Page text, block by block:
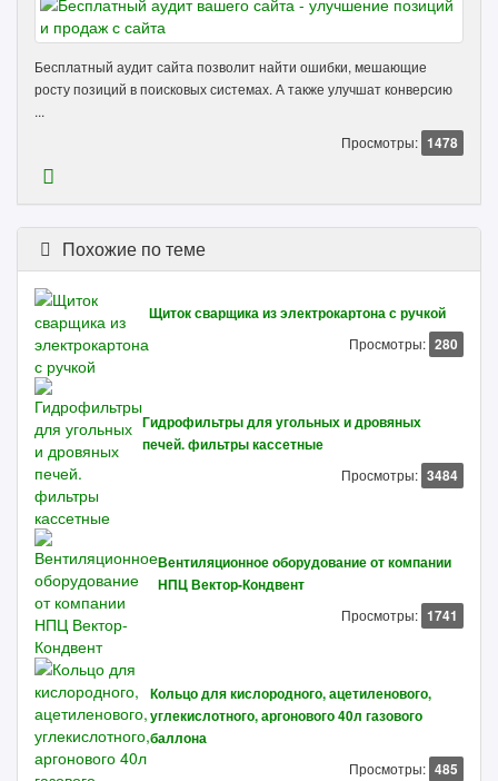
Бесплатный аудит сайта позволит найти ошибки, мешающие
росту позиций в поисковых системах. А также улучшат конверсию
...
Просмотры: 1478
Похожие по теме
Щиток сварщика из электрокартона с ручкой
Просмотры: 280
Гидрофильтры для угольных и дровяных
печей. фильтры кассетные
Просмотры: 3484
Вентиляционное оборудование от компании
НПЦ Вектор-Кондвент
Просмотры: 1741
Кольцо для кислородного, ацетиленового,
углекислотного, аргонового 40л газового
баллона
Просмотры: 485